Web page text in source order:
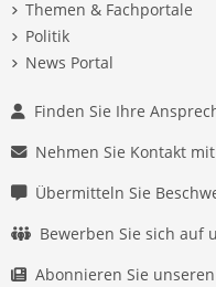
Themen & Fachportale
Politik
News Portal
Finden Sie Ihre
Nehmen Sie Kontakt
Übermitteln Sie
Bewerben Sie sich auf
Abonnieren Sie